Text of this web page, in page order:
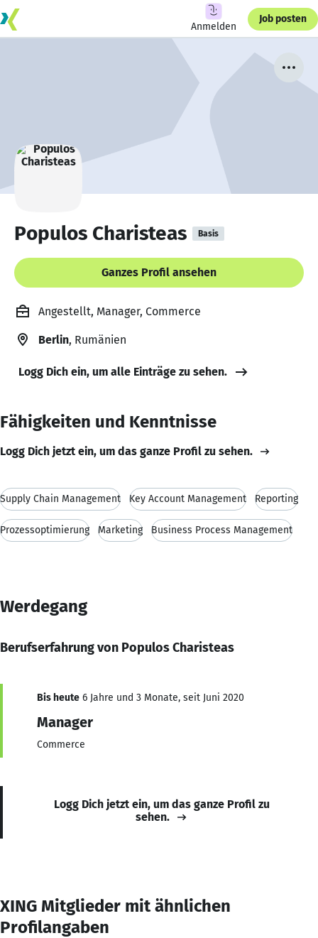
Anmelden
Job posten
Populos Charisteas Basis
Ganzes Profil ansehen
Angestellt, Manager, Commerce
Berlin, Rumänien
Logg Dich ein, um alle Einträge zu sehen.
Fähigkeiten und Kenntnisse
Logg Dich jetzt ein, um das ganze Profil zu sehen.
Supply Chain Management Key Account Management Reporting
Prozessoptimierung Marketing Business Process Management
Werdegang
Berufserfahrung von Populos Charisteas
Bis heute 6 Jahre und 3 Monate, seit Juni 2020
Manager
Commerce
Logg Dich jetzt ein, um das ganze Profil zu
sehen.
XING Mitglieder mit ähnlichen
Profilangaben